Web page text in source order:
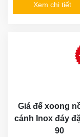
Xem chi tiết
Giá để xoong
cánh Inox đáy
90